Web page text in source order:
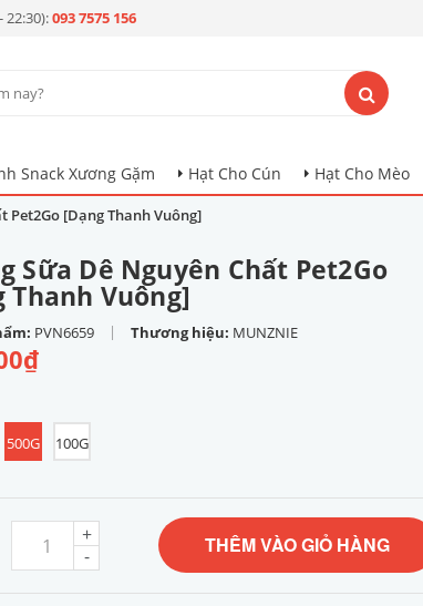
22:30):093 7575 156
Snack Xương Gặm Hạt Cho Cún Hạt Cho Mèo
Pet2Go [Dạng Thanh Vuông]
Sữa Dê Nguyên Chất Pet2Go
Thanh Vuông]
PVN6659 | Thương hiệu: MUNZNIE
500G 100G
-
+ THÊM VÀO GIỎ HÀNG